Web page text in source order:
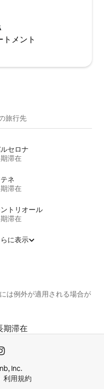
メント
旅行先
セロナ
滞在
ネ
滞在
トリオール
滞在
に表示
は例外が適用される場合が
期滞在
Inc.
利用規約